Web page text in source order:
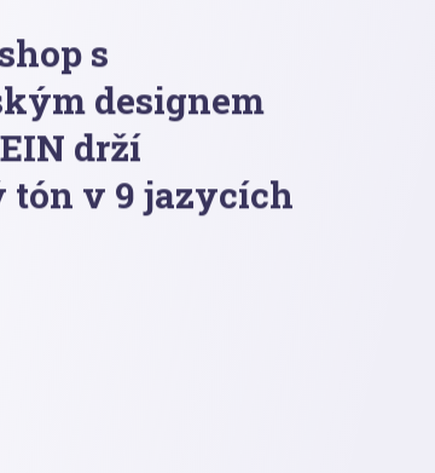
s
designem
drží
tón v 9 jazycích